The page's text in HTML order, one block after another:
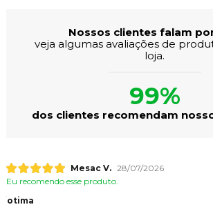
Nossos clientes falam
veja algumas avaliações de
loja.
99%
dos clientes recomendam
Mesac V. 28/07/2026
Eu recomendo esse produto.
otima